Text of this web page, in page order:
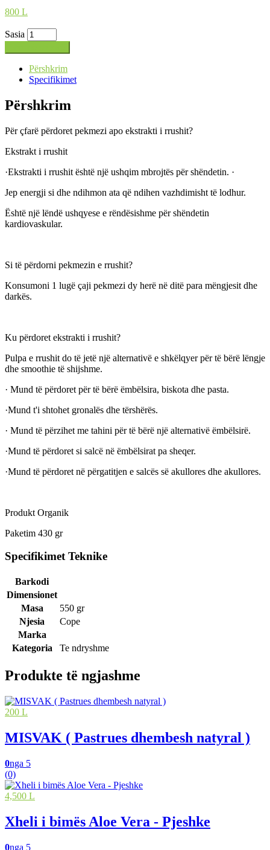
800 L
Sasia
Përshkrim
Specifikimet
Përshkrim
Për çfarë përdoret pekmezi apo ekstrakti i rrushit?
Ekstrakt i rrushit
·Ekstrakti i rrushit është një ushqim mbrojtës për shëndetin. ·
Jep energji si dhe ndihmon ata që ndihen vazhdimisht të lodhur.
Është një lëndë ushqyese e rëndësishme për shëndetin
kardiovaskular.
Si të përdorni pekmezin e rrushit?
Konsumoni 1 lugë çaji pekmezi dy herë në ditë para mëngjesit dhe
darkës.
Ku përdoret ekstrakti i rrushit?
Pulpa e rrushit do të jetë një alternativë e shkëlqyer për të bërë lëngje
dhe smoothie të shijshme.
· Mund të përdoret për të bërë ëmbëlsira, biskota dhe pasta.
·Mund t'i shtohet gronalës dhe tërshërës.
· Mund të përzihet me tahini për të bërë një alternativë ëmbëlsirë.
·Mund të përdoret si salcë në ëmbëlsirat pa sheqer.
·Mund të përdoret në përgatitjen e salcës së akullores dhe akullores.
Produkt Organik
Paketim 430 gr
Specifikimet Teknike
Barkodi
Dimensionet
Masa
550 gr
Njesia
Cope
Marka
Kategoria
Te ndryshme
Produkte të ngjashme
200 L
MISVAK ( Pastrues dhembesh natyral )
0nga 5
(0)
4,500 L
Xheli i bimës Aloe Vera - Pjeshke
0nga 5